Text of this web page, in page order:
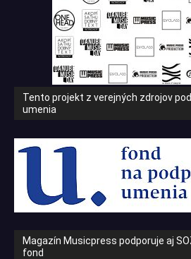
Tento projekt z verejných zdrojov
umenia
Magazín Musicpress podporuje aj
fond